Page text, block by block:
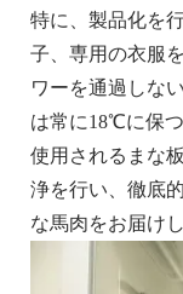
特に、製品化を
子、専用の衣服
ワーを通過しな
は常に18℃に保
使用されるまな
浄を行い、徹底
な馬肉をお届け